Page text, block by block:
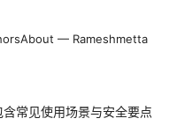
About — Rameshmetta
常见使用场景与安全要点